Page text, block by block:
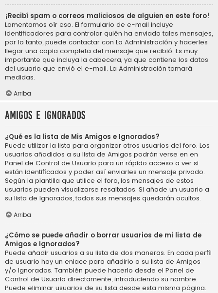
¡Recibí spam o correos maliciosos de alguien en este foro!
Lamentamos oír eso. El formulario de e-mail incluye
identificadores para controlar quién ha enviado tales mensajes,
por lo tanto, puede contactar con La Administración y hacerles
llegar una copia completa del mensaje que recibió. Es muy
importante que incluya la cabecera, ya que contiene los datos
del usuario que envió el e-mail. La Administración tomará
medidas.
Arriba
Amigos e Ignorados
¿Qué es la lista de Mis Amigos e Ignorados?
Puede utilizar la lista para organizar otros usuarios del foro. Los
usuarios añadidos a su lista de Amigos podrán verse en en
Panel de Control de Usuario para un rápido acceso a ver si
están identificados y poder así enviarles un mensaje privado.
Según la plantilla que utilice el foro, los mensajes de estos
usuarios pueden visualizarse resaltados. Si añade un usuario a
su lista de Ignorados, todos sus mensajes quedarán ocultos.
Arriba
¿Cómo se puede añadir o borrar usuarios de mi lista de
Amigos e Ignorados?
Puede añadir usuarios a su lista de dos maneras. En cada perfil
de usuario hay un enlace para añadirlo a su lista de Amigos
y/o Ignorados. También puede hacerlo desde el Panel de
Control de Usuario directamente, introduciendo su nombre.
Puede eliminar usuarios de su lista desde esta misma página.